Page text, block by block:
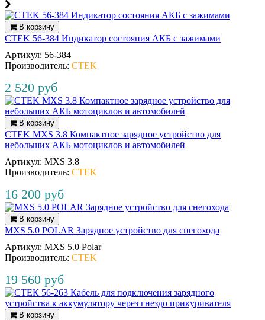
В корзину
CTEK 56-384 Индикатор cостояния АКБ с зажимами
Артикул: 56‐384
Производитель: CTEK
2 520 руб
В корзину
CTEK MXS 3.8 Компактное зарядное устройство для
небольших АКБ мотоциклов и автомобилей
Артикул: MXS 3.8
Производитель: CTEK
16 200 руб
В корзину
MXS 5.0 POLAR Зарядное устройство для снегохода
Артикул: MXS 5.0 Polar
Производитель: CTEK
19 560 руб
В корзину